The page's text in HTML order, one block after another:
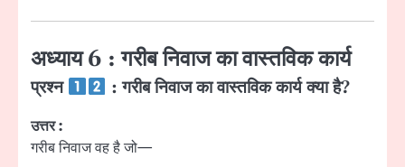
अध्याय 6 : गरीब निवाज का वास्तविक कार्य
प्रश्न : गरीब निवाज का वास्तविक कार्य क्या है?
उत्तर :
गरीब निवाज वह है जो—